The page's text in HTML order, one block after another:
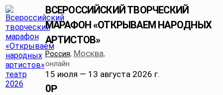
ВСЕРОССИЙСКИЙ ТВОРЧЕСКИЙ
МАРАФОН «ОТКРЫВАЕМ НАРОДНЫХ
АРТИСТОВ»
Россия, Москва,
онлайн
15 июля — 13 августа 2026 г.
0Р